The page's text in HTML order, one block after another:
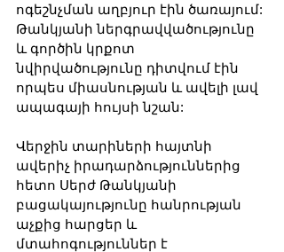
ոգեշնչման աղբյուր էին ծառայում:
Թանկյանի ներգրավվածությունը
և գործին կրքոտ
նվիրվածությունը դիտվում էին
որպես միասնության և ավելի լավ
ապագայի հույսի նշան:
Վերջին տարիների հայտնի
ավերիչ իրադարձություններից
հետո Սերժ Թանկյանի
բացակայությունը հանրության
աչքից հարցեր և
մտահոգություններ է